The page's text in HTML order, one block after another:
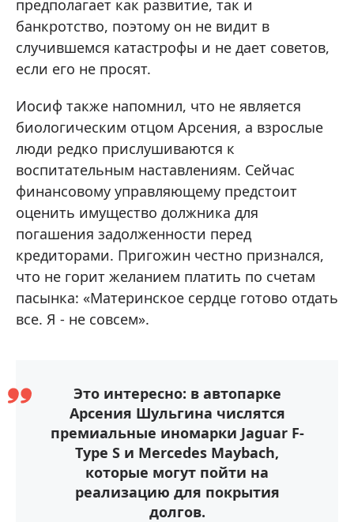
предполагает как развитие, так и
банкротство, поэтому он не видит в
случившемся катастрофы и не дает советов,
если его не просят.
Иосиф также напомнил, что не является
биологическим отцом Арсения, а взрослые
люди редко прислушиваются к
воспитательным наставлениям. Сейчас
финансовому управляющему предстоит
оценить имущество должника для
погашения задолженности перед
кредиторами. Пригожин честно признался,
что не горит желанием платить по счетам
пасынка: «Материнское сердце готово отдать
все. Я - не совсем».
Это интересно: в автопарке
Арсения Шульгина числятся
премиальные иномарки Jaguar F-
Type S и Mercedes Maybach,
которые могут пойти на
реализацию для покрытия
долгов.